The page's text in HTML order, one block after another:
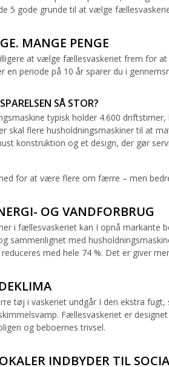
5 gode grunde til at vælge
MANGE PENGE
at vælge fællesvaskeriet frem for
en periode på 10 år sparer du i
SÅ STOR?
typisk holder 4.600
skal flere husholdningsmaskiner til at
konstruktion og et design, der gør
for at være flere om færre – men
OG VANDFORBRUG
i fællesvaskeriet kan I opnå markante
sammenlignet med
med hele 74 %. Det er giver
tøj i vaskeriet undgår I den ekstra
Fællesvaskeriet er
og beboernes trivsel.
INDBYDER TIL